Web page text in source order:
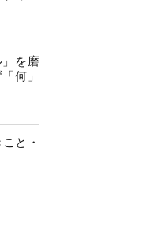
を磨
何」
と・